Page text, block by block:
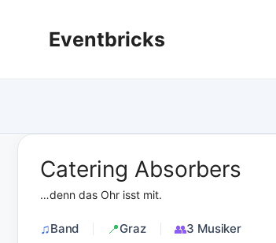
springenEventbricks
Catering Absorbers
…denn das Ohr isst mit.
Band Graz 3 Musiker